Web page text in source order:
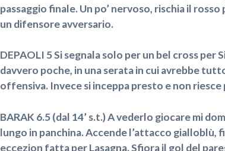
passaggio finale. Un po’ nervoso, rischia il
un difensore avversario.
DEPAOLI 5 Si segnala solo per un bel cross per
davvero poche, in una serata in cui avrebbe
offensiva. Invece si inceppa presto e non
BARAK 6.5 (dal 14’ s.t.) A vederlo giocare mi
lungo in panchina. Accende l’attacco
eccezion fatta per Lasagna. Sfiora il gol del